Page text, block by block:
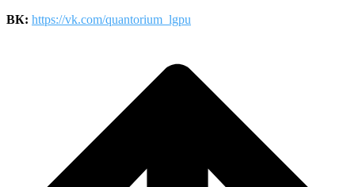
ВК: https://vk.com/quantorium_lgpu